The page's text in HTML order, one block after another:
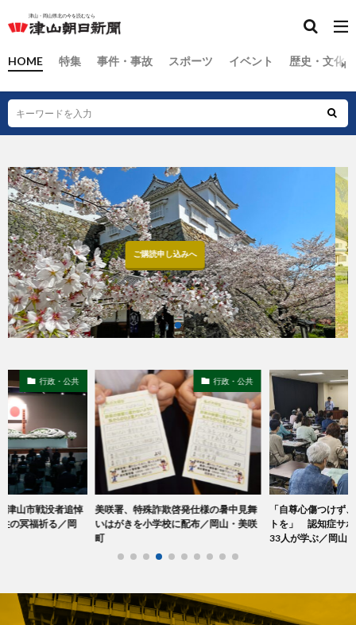
HOME 特集 事件・事故 スポーツ イベント 歴史・文化
お問い合わせ
行政・公共
山市戦没者追悼
の冥福祈る／岡
行政・公共
美咲署、特殊詐欺啓発仕様の暑中見舞
いはがきを小学校に配布／岡山・美咲
町
「自尊心傷つけず
トを」 認知症サ
33人が学ぶ／岡山